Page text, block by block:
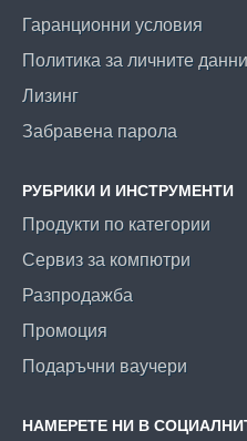
Гаранционни условия
Политика за личните данни
Лизинг
Забравена парола
РУБРИКИ И ИНСТРУМЕНТИ
Продукти по категории
Сервиз за компютри
Разпродажба
Промоция
Подаръчни ваучери
НАМЕРЕТЕ НИ В